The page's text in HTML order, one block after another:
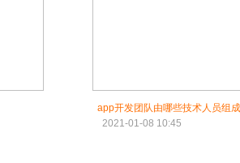
app开发团队由哪些技术人员组成
2021-01-08 10:45